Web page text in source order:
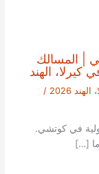
| المسالك
الهند
2026
/
في كوتشي.